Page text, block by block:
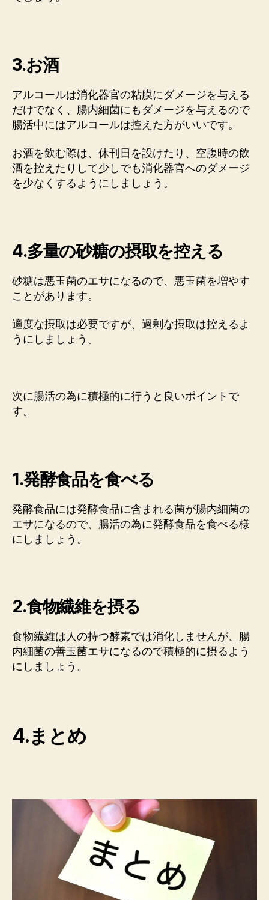
3.お酒
アルコールは消化器官の粘膜にダメージを与える
だけでなく、腸内細菌にもダメージを与えるので
腸活中にはアルコールは控えた方がいいです。
お酒を飲む際は、休刊日を設けたり、空腹時の飲
酒を控えたりして少しでも消化器官へのダメージ
を少なくするようにしましょう。
4.多量の砂糖の摂取を控える
砂糖は悪玉菌のエサになるので、悪玉菌を増やす
ことがあります。
適度な摂取は必要ですが、過剰な摂取は控えるよ
うにしましょう。
次に腸活の為に積極的に行うと良いポイントで
す。
1.発酵食品を食べる
発酵食品には発酵食品に含まれる菌が腸内細菌の
エサになるので、腸活の為に発酵食品を食べる様
にしましょう。
2.食物繊維を摂る
食物繊維は人の持つ酵素では消化しませんが、腸
内細菌の善玉菌エサになるので積極的に摂るよう
にしましょう。
4.まとめ